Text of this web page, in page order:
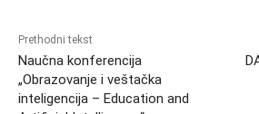
Prethodni tekst
Naučna konferencija
„Obrazovanje i veštačka
inteligencija – Education and